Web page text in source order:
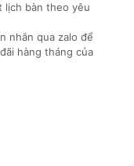
lịch bàn theo yêu
nhắn qua zalo để
hàng tháng của